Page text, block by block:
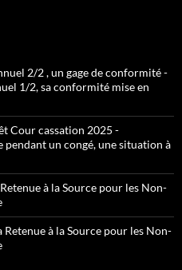
2/2 , un gage de conformité -
1/2, sa conformité mise en
Cour cassation 2025 -
un congé, une situation à
à la Source pour les Non-
Retenue à la Source pour les Non-